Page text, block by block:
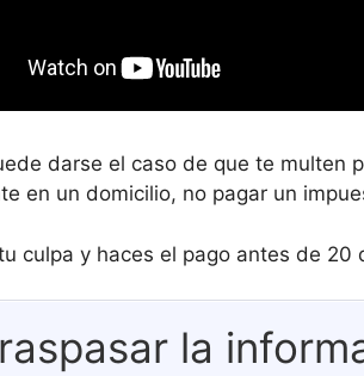
darse el caso de que te multen
en un domicilio, no pagar un
culpa y haces el pago antes de
la